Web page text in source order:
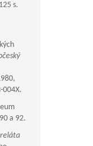
s.
004X.
a 92.